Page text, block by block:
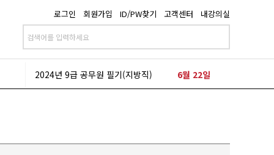
로그인 회원가입 ID/PW찾기 고객센터 내강의실
2024년 9급 공무원 필기(지방직)
2024년 9급 공무원 필기(국가직)
3월 23일
2024년 9급 공무원 필기(지방직)
6월 22일
2024년 9급 공무원 필기(국가직)
3월 23일